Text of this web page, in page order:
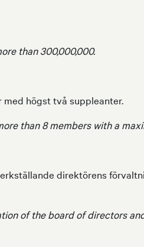
than 300,000,000.
högst två suppleanter.
than 8 members with a
direktörens
of the board of directors